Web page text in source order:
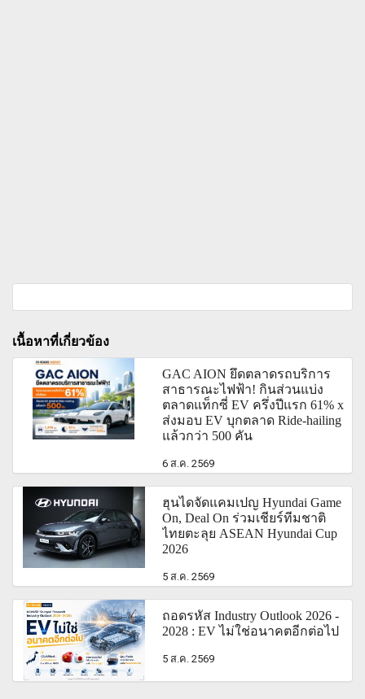
เนื้อหาที่เกี่ยวข้อง
GAC AION ยึดตลาดรถบริการ
สาธารณะไฟฟ้า! กินส่วนแบ่ง
ตลาดแท็กซี่ EV ครึ่งปีแรก 61% x
ส่งมอบ EV บุกตลาด Ride-hailing
แล้วกว่า 500 คัน
6 ส.ค. 2569
ฮุนไดจัดแคมเปญ Hyundai Game
On, Deal On ร่วมเชียร์ทีมชาติ
ไทยตะลุย ASEAN Hyundai Cup
2026
5 ส.ค. 2569
ถอดรหัส Industry Outlook 2026 -
2028 : EV ไม่ใช่อนาคตอีกต่อไป
5 ส.ค. 2569